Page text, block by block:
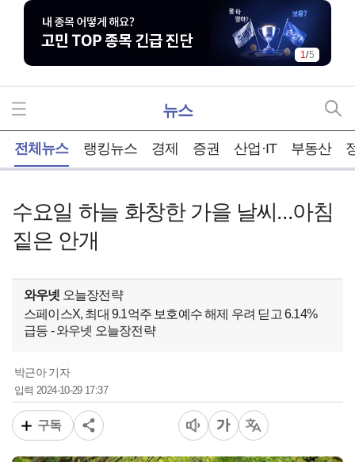
1/5
뉴스
전체뉴스 랭킹뉴스 경제 증권 산업·IT 부동산
수요일 하늘 화창한 가을 날씨...아침
짙은 안개
와우넷 오늘장전략
스페이스X, 최대 9.1억주 보호예수 해제 우려 딛고 6.14%
급등 - 와우넷 오늘장전략
박근아 기자
입력2024-10-29 17:37
구독